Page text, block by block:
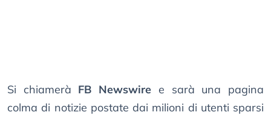
Si chiamerà FB Newswire e sarà una pagina
colma di notizie postate dai milioni di utenti sparsi